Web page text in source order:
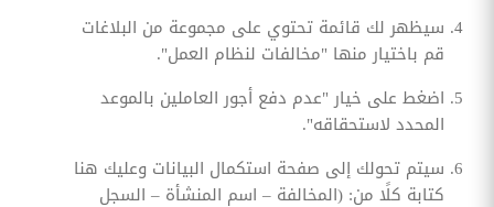
سيظهر لك قائمة تحتوي على مجموعة من البلاغات
قم باختيار منها "مخالفات لنظام العمل".
اضغط على خيار "عدم دفع أجور العاملين بالموعد
المحدد لاستحقاقه".
سيتم تحولك إلى صفحة استكمال البيانات وعليك هنا
كتابة كلًا من: (المخالفة – اسم المنشأة – السجل